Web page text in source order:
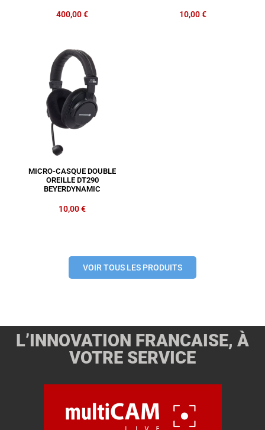
400,00€ 10,00€
MICRO-CASQUE DOUBLE
OREILLE DT290
BEYERDYNAMIC
10,00€
VOIR TOUS LES PRODUITS
L’INNOVATION FRANCAISE, À
VOTRE SERVICE